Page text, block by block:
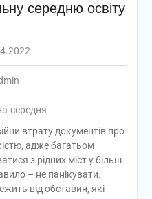
середню освіту
середня
втрату документів про
адже багатьом
з рідних міст у більш
– не панікувати.
від обставин, які